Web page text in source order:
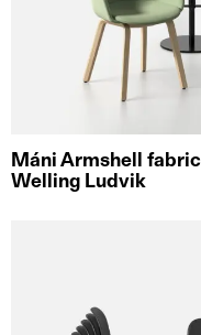
Máni Armshell fabric
Welling Ludvik